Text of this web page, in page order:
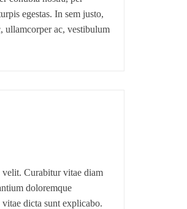
egestas. In sem justo,
ullamcorper ac, vestibulum
velit. Curabitur vitae diam
doloremque
dicta sunt explicabo.